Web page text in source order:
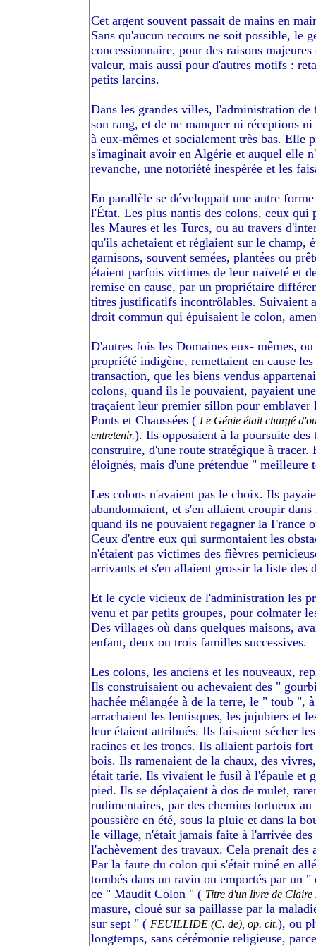
Cet argent souvent passait de mains en
Sans qu'aucun recours ne soit possible, le
concessionnaire, pour des raisons
valeur, mais aussi pour d'autres motifs :
petits larcins.
Dans les grandes villes, l'administration
son rang, et de ne manquer ni réceptions
à eux-mêmes et socialement très bas. Elle
s'imaginait avoir en Algérie et auquel elle
revanche, une notoriété inespérée et les
En parallèle se développait une autre
l'État. Les plus nantis des colons, ceux qui
les Maures et les Turcs, ou au travers
qu'ils achetaient et réglaient sur le champ,
garnisons, souvent semées, plantées ou
étaient parfois victimes de leur naïveté et
remise en cause, par un propriétaire
titres justificatifs incontrôlables. Suivaient
droit commun qui épuisaient le colon,
D'autres fois les Domaines eux- mêmes,
propriété indigène, remettaient en cause
transaction, que les biens vendus
colons, quand ils le pouvaient, payaient
traçaient leur premier sillon pour
Ponts et Chaussées ( Le Génie était chargé
entretenir.). Ils opposaient à la poursuite
construire, d'une route stratégique à tracer.
éloignés, mais d'une prétendue " meilleure
Les colons n'avaient pas le choix. Ils
abandonnaient, et s'en allaient croupir
quand ils ne pouvaient regagner la France
Ceux d'entre eux qui surmontaient les
n'étaient pas victimes des fièvres
arrivants et s'en allaient grossir la liste des
Et le cycle vicieux de l'administration les
venu et par petits groupes, pour colmater
Des villages où dans quelques maisons,
enfant, deux ou trois familles successives.
Les colons, les anciens et les nouveaux,
Ils construisaient ou achevaient des "
hachée mélangée à de la terre, le " toub ",
arrachaient les lentisques, les jujubiers et
leur étaient attribués. Ils faisaient sécher
racines et les troncs. Ils allaient parfois
bois. Ils ramenaient de la chaux, des
était tarie. Ils vivaient le fusil à l'épaule et
pied. Ils se déplaçaient à dos de mulet,
rudimentaires, par des chemins tortueux
poussière en été, sous la pluie et dans la
le village, n'était jamais faite à l'arrivée
l'achèvement des travaux. Cela prenait des
Par la faute du colon qui s'était ruiné en
tombés dans un ravin ou emportés par un
ce " Maudit Colon " ( Titre d'un livre de Claire
masure, cloué sur sa paillasse par la
sur sept " ( FEUILLIDE (C. de), op. cit.), ou
longtemps, sans cérémonie religieuse,